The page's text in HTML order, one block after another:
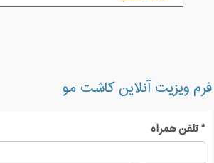
فرم ویزیت آنلاین کاشت مو
*تلفن همراه